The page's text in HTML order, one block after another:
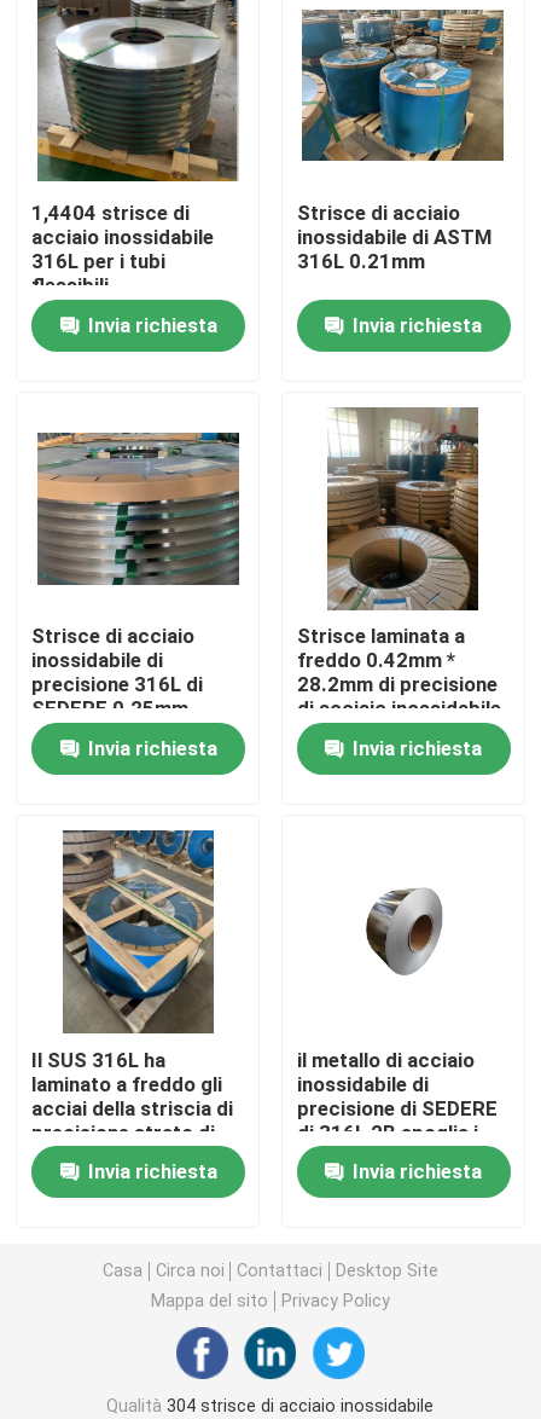
Casa
Prodotti
Video
Giro della fabbrica
Controllo di qualità
Contattici
Richieda una citazione
strisce di acciaio inossidabile 316l
strisce di acciaio inossidabile 304L
Striscia di acciaio inossidabile 321
Nastri laminati a freddo in acciaio inossidabile
Bobina di acciaio inossidabile 301
Striscia di acciaio inossidabile di precisione
Rotolo di strisce in acciaio inossidabile
1,4404 strisce di
acciaio inossidabile
316L per i tubi
flessibili
Invia richiesta
Strisce di acciaio
inossidabile di ASTM
316L 0.21mm
Invia richiesta
Strisce di acciaio
inossidabile di
precisione 316L di
SEDERE 0.25mm
Invia richiesta
Strisce laminata a
freddo 0.42mm *
28.2mm di precisione
di acciaio inossidabile
di precisione
Invia richiesta
Il SUS 316L ha
laminato a freddo gli
acciai della striscia di
precisione strato di
acciaio inossidabile
1,4301 di 101.5mm x
di 0.3mm
Invia richiesta
il metallo di acciaio
inossidabile di
precisione di SEDERE
di 316L 2B spoglia i
rotoli d'acciaio 0,5 *
96.5mm della bobina
della striscia della
Invia richiesta
Casa Circa noi Contattaci
Desktop Site
Mappa del sito
Privacy Policy
Qualità304 strisce di acciaio inossidabile